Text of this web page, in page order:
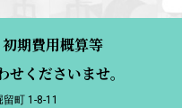
期費用概算等
くださいませ。
町 1-8-11